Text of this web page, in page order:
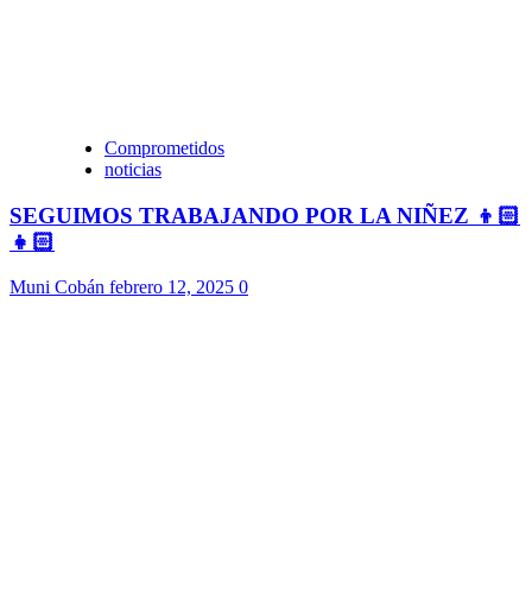
Comprometidos
noticias
SEGUIMOS TRABAJANDO POR LA NIÑEZ 👦🏻
👧🏻
Muni Cobán febrero 12, 2025 0